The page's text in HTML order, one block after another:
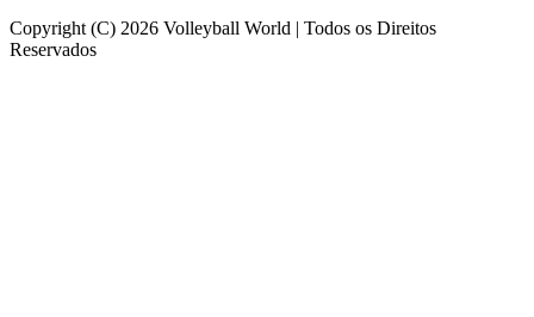
Copyright (C) 2026 Volleyball World | Todos os Direitos
Reservados